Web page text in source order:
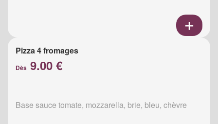
Pizza 4 fromages
Dès 9.00 €
Base sauce tomate, mozzarella, brie, bleu, chèvre